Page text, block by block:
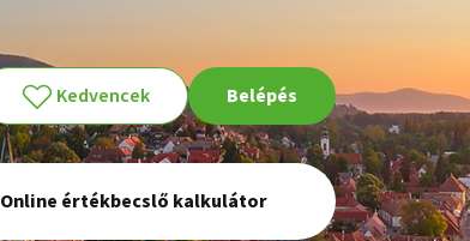
Kedvencek Belépés
Online értékbecslő kalkulátor